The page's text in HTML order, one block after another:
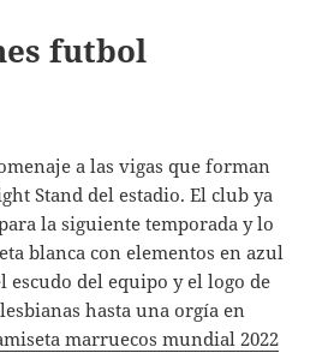
futbol
a las vigas que forman
Stand del estadio. El club ya
la siguiente temporada y lo
blanca con elementos en azul
escudo del equipo y el logo de
hasta una orgía en
marruecos mundial 2022